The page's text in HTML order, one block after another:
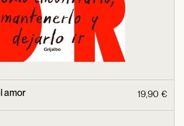
amor 19,90 €